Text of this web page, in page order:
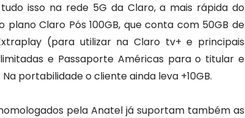
isso na rede 5G da Claro, a mais rápida do
plano Claro Pós 100GB, que conta com 50GB de
(para utilizar na Claro tv+ e principais
e Passaporte Américas para o titular e
portabilidade o cliente ainda leva +10GB.
pela Anatel já suportam também as